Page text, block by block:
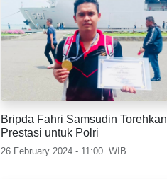
Bripda Fahri Samsudin Torehkan
Prestasi untuk Polri
26 February 2024 - 11:00 WIB